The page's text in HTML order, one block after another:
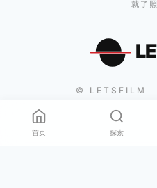
就了
© LETSFILM
首页 探索